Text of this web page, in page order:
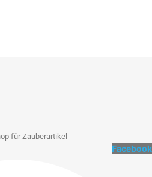
für Zauberartikel
Facebook